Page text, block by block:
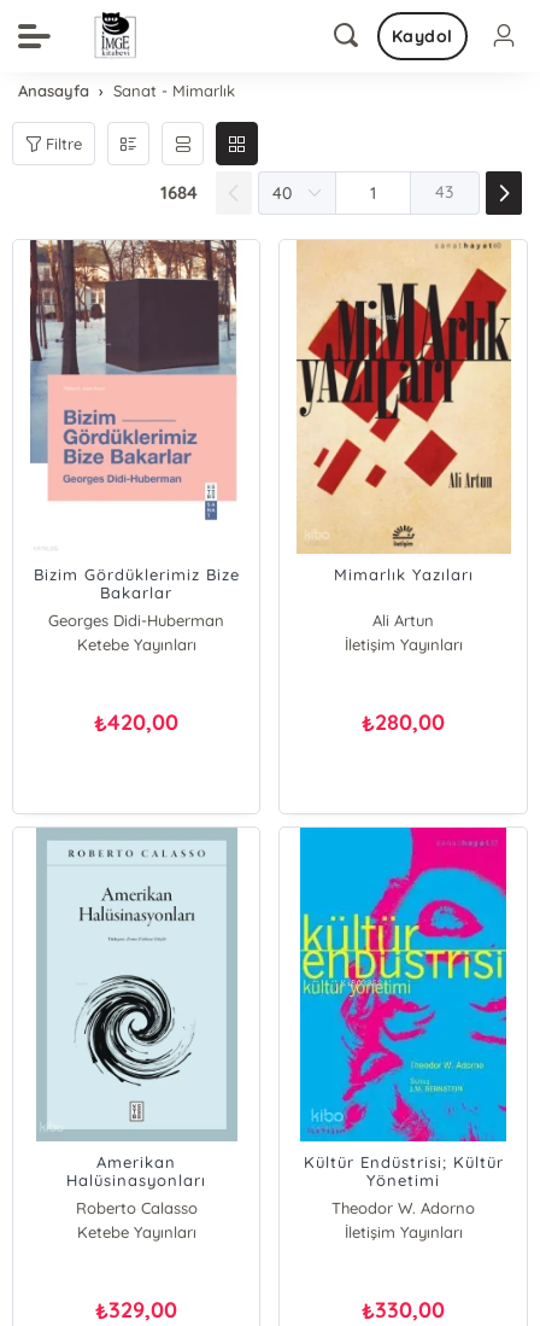
Kaydol
Anasayfa Sanat - Mimarlık
Filtre
1684 43
Bizim Gördüklerimiz Bize
Bakarlar
Georges Didi-Huberman
Ketebe Yayınları
₺420,00
Mimarlık Yazıları
Ali Artun
İletişim Yayınları
₺280,00
Amerikan
Halüsinasyonları
Roberto Calasso
Ketebe Yayınları
₺329,00
Kültür Endüstrisi; Kültür
Yönetimi
Theodor W. Adorno
İletişim Yayınları
₺330,00